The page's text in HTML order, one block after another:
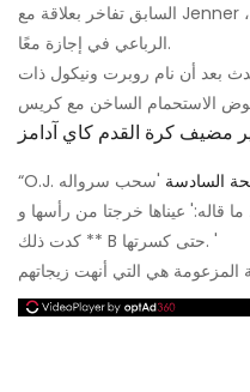
السابق تفاخر بعلاقة مع Jenner ، ثم Kris Kardashian ، بينما كان
الرباعي في إجازة معًا.
بعد أن نام روبرت ونيكول ذات
مضيف كرة القدم كاي آدامز
السادسة 'سحب سرواله
قاله:' عيناها خرجتا من رأسها و
** كدت ذلك B حتى كسرتها. '